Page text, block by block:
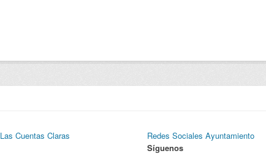
Las Cuentas Claras
Redes Sociales Ayuntamiento
Síguenos